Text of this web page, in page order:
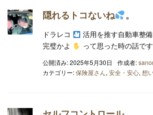
隠れるトコないね 。
ドラレコ
活用を推す自動車整
完璧かよ
って思った時の話で
公開済み: 2025年5月30日 作成者:
カテゴリー:保険屋さん, 安全・安心, 想